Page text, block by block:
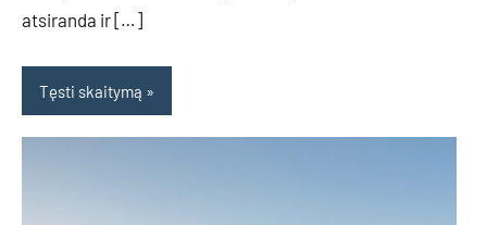
atsiranda ir […]
Tęsti skaitymą